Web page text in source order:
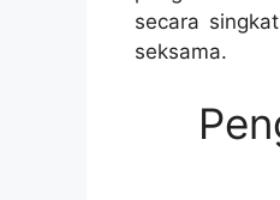
secara
seksama.